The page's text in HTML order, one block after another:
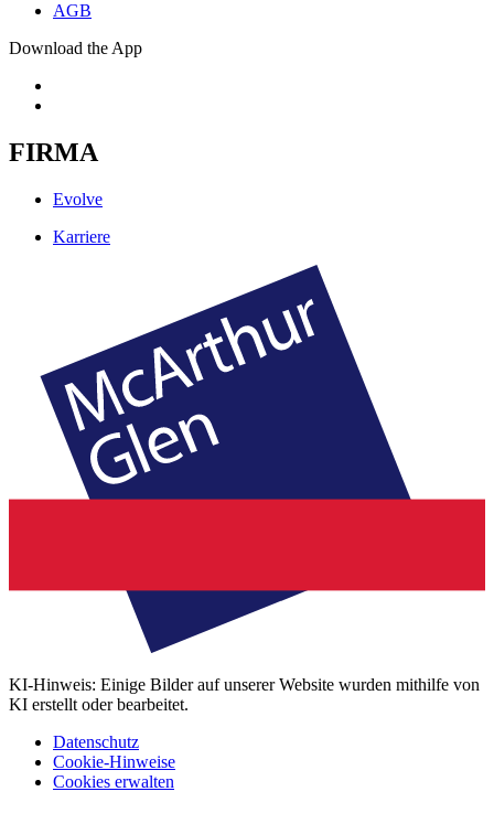
AGB
Download the App
FIRMA
Evolve
Karriere
KI-Hinweis: Einige Bilder auf unserer Website wurden mithilfe von
KI erstellt oder bearbeitet.
Datenschutz
Cookie-Hinweise
Cookies erwalten